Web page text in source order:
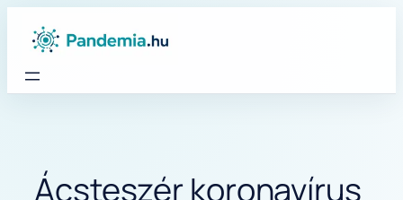
Ácsteszér koronavírus